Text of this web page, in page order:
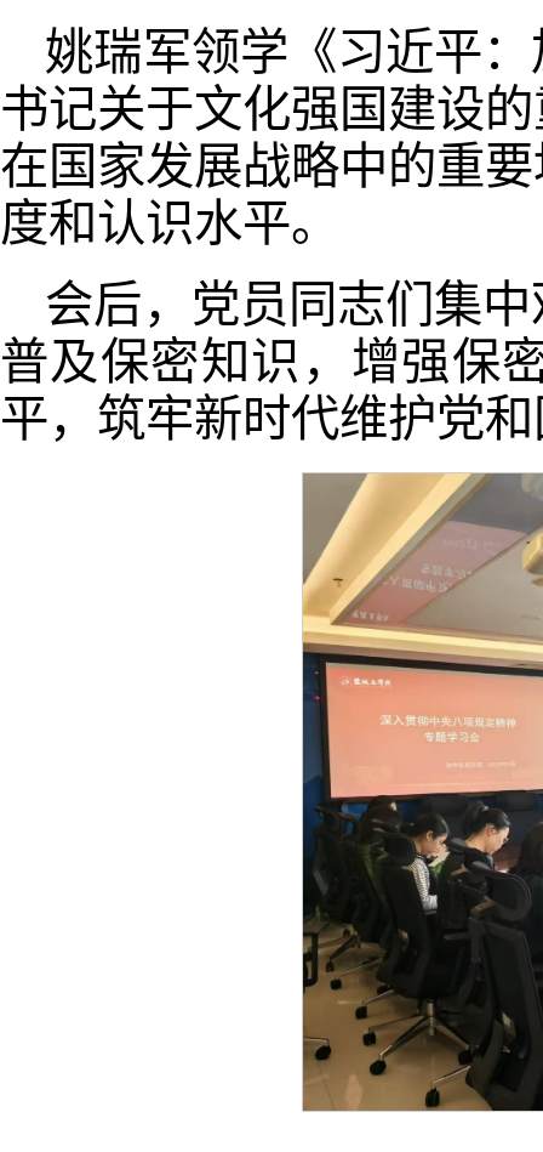
姚瑞军领学《习近平
书记关于文化强国建设
在国家发展战略中的重
度和认识水平。
会后，党员同志们集
普及保密知识，增强保
平，筑牢新时代维护党